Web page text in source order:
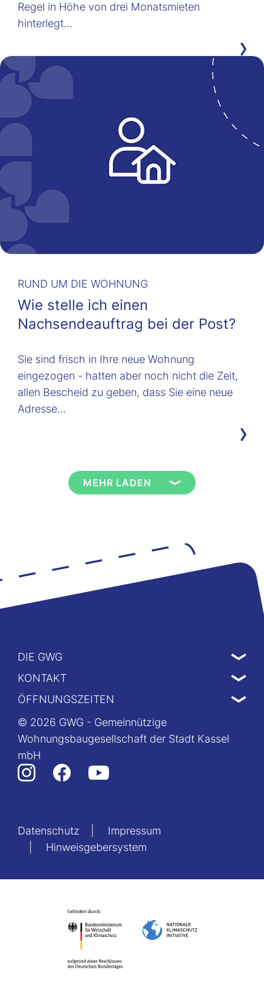
Regel in Höhe von drei Monatsmieten
hinterlegt…
RUND UM DIE WOHNUNG
Wie stelle ich einen
Nachsendeauftrag bei der Post?
Sie sind frisch in Ihre neue Wohnung
eingezogen - hatten aber noch nicht die Zeit,
allen Bescheid zu geben, dass Sie eine neue
Adresse…
MEHR LADEN
DIE GWG
KONTAKT
ÖFFNUNGSZEITEN
© 2026 GWG - Gemeinnützige
Wohnungsbaugesellschaft der Stadt Kassel
mbH
Datenschutz
Impressum
Hinweisgebersystem